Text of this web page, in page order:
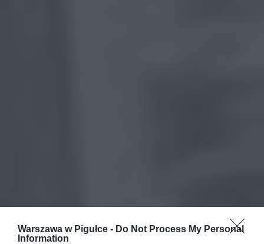
Warszawa w Pigułce - Do Not Process My Personal
Information